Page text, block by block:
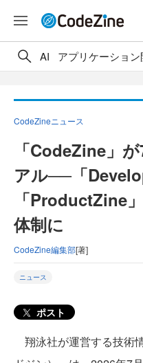
AI アプリケーション
CodeZineニュース
「CodeZine」
アル──「
「ProductZine
体制に
CodeZine編集部[著]
ニュース
ポスト
翔泳社が運営する技術